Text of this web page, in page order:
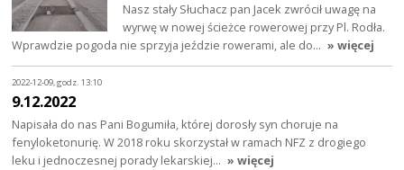
Nasz stały Słuchacz pan Jacek zwrócił uwagę na
wyrwę w nowej ścieżce rowerowej przy Pl. Rodła.
Wprawdzie pogoda nie sprzyja jeździe rowerami, ale do… » więcej
2022-12-09, godz. 13:10
9.12.2022
Napisała do nas Pani Bogumiła, której dorosły syn choruje na
fenyloketonurię. W 2018 roku skorzystał w ramach NFZ z drogiego
leku i jednoczesnej porady lekarskiej… » więcej